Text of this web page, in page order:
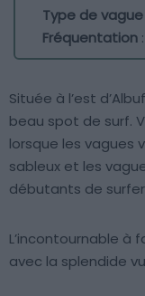
Type de vague
Fréquentation
Située à l’est
beau spot de surf.
lorsque les vagues
sableux et les
débutants de
L’incontournable à
avec la splendide